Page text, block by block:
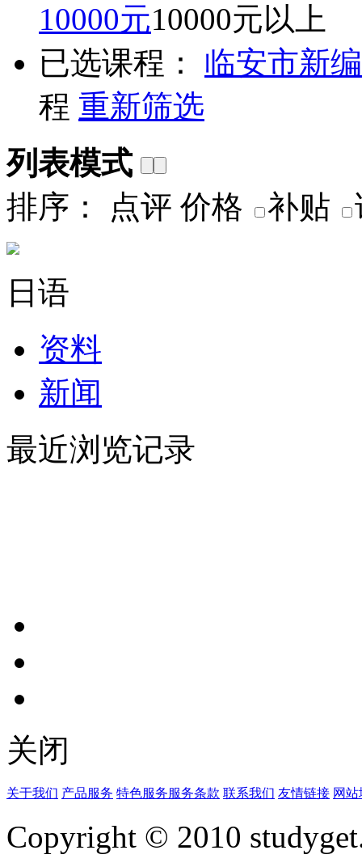
10000元10000元以上
已选课程：
临安市新
程 重新筛选
列表模式
排序：
点评 价格 补贴
日语
资料
新闻
最近浏览记录
关闭
关于我们 产品服务 特色服务服务条款 联系我们 友情链接 网
Copyright © 2010